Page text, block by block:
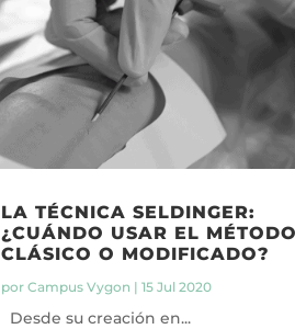
LA TÉCNICA SELDINGER:
¿CUÁNDO USAR EL MÉTODO
CLÁSICO O MODIFICADO?
porCampus Vygon |15 Jul 2020
Desde su creación en...